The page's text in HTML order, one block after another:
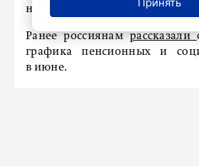
на федеральные доплаты», –
Ранее россиянам рассказали
графика пенсионных и
в июне.